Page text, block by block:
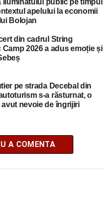
iluminatului public pe timpul
apelului la economii
Bolojan
din cadrul String
2026 a adus emoție și
pe strada Decebal din
s-a răsturnat, o
avut nevoie de îngrijiri
A COMENTA